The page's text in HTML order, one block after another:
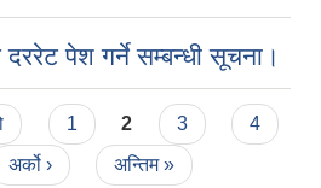
दररेट पेश गर्ने सम्बन्धी सूचना।
1 2 3
4
अर्को › अन्तिम »